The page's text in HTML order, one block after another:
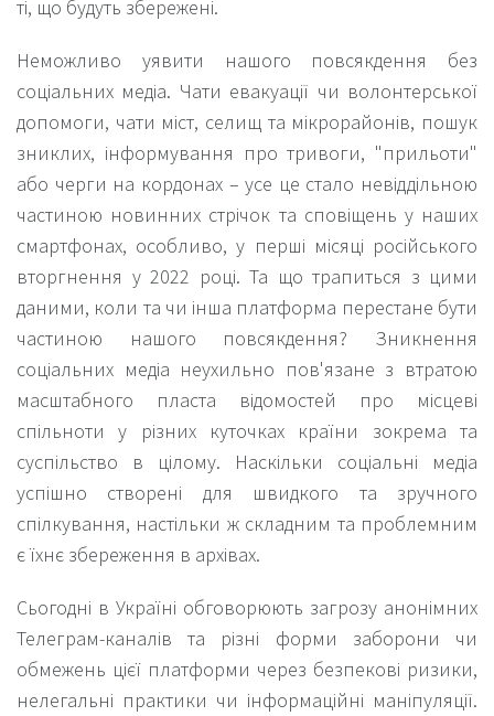
ті, що будуть збережені.
Неможливо уявити нашого повсякдення без
соціальних медіа. Чати евакуації чи волонтерської
допомоги, чати міст, селищ та мікрорайонів, пошук
зниклих, інформування про тривоги, "прильоти"
або черги на кордонах – усе це стало невіддільною
частиною новинних стрічок та сповіщень у наших
смартфонах, особливо, у перші місяці російського
вторгнення у 2022 році. Та що трапиться з цими
даними, коли та чи інша платформа перестане бути
частиною нашого повсякдення? Зникнення
соціальних медіа неухильно пов'язане з втратою
масштабного пласта відомостей про місцеві
спільноти у різних куточках країни зокрема та
суспільство в цілому. Наскільки соціальні медіа
успішно створені для швидкого та зручного
спілкування, настільки ж складним та проблемним
є їхнє збереження в архівах.
Сьогодні в Україні обговорюють загрозу анонімних
Телеграм-каналів та різні форми заборони чи
обмежень цієї платформи через безпекові ризики,
нелегальні практики чи інформаційні маніпуляції.